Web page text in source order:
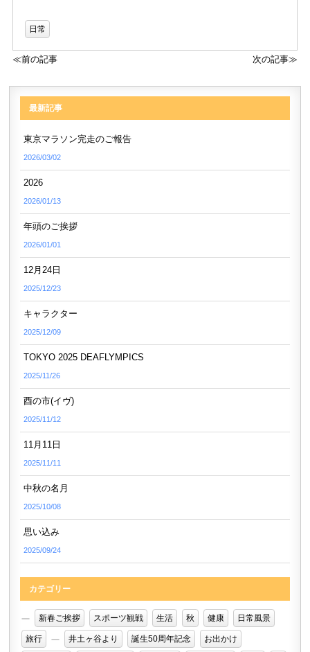
日常
≪前の記事 次の記事≫
最新記事
東京マラソン完走のご報告
2026/03/02
2026
2026/01/13
年頭のご挨拶
2026/01/01
12月24日
2025/12/23
キャラクター
2025/12/09
TOKYO 2025 DEAFLYMPICS
2025/11/26
酉の市(イヴ)
2025/11/12
11月11日
2025/11/11
中秋の名月
2025/10/08
思い込み
2025/09/24
カテゴリー
新春ご挨拶 スポーツ観戦 生活 秋 健康 日常風景
旅行 井土ヶ谷より 誕生50周年記念 お出かけ